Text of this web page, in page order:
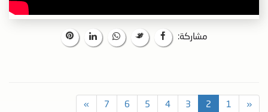
مشاركة:
«
1
2
3
4
5
6
7
»